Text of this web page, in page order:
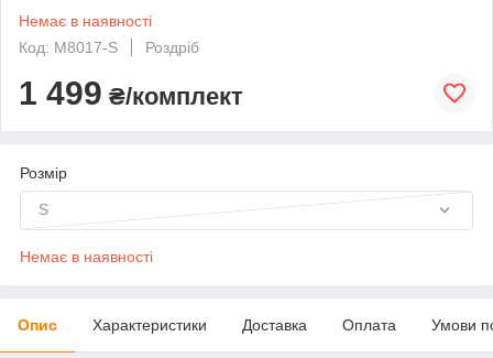
Немає в наявності
Код: M8017-S
Роздріб
1 499 ₴/комплект
Розмір
S
Немає в наявності
Опис Характеристики Доставка Оплата Умови